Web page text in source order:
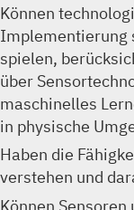
Können
Implementierung
spielen,
über
maschinelles
in physische
Haben die
verstehen und
Können